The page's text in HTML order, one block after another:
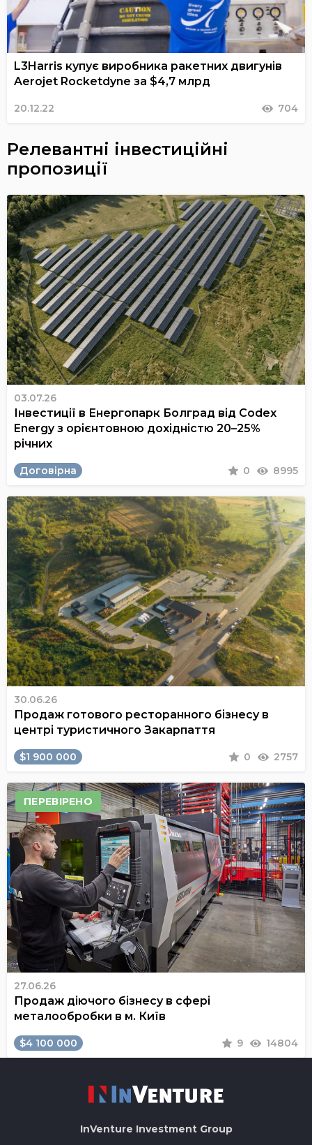
L3Harris купує виробника ракетних двигунів
Aerojet Rocketdyne за $4,7 млрд
20.12.22 704
Релевантні інвестиційні
пропозиції
03.07.26
Інвестиції в Енергопарк Болград від Codex
Energy з орієнтовною дохідністю 20–25%
річних
Договірна 0 8995
30.06.26
Продаж готового ресторанного бізнесу в
центрі туристичного Закарпаття
$1 900 000 0 2757
ПЕРЕВІРЕНО
27.06.26
Продаж діючого бізнесу в сфері
металообробки в м. Київ
$4 100 000 9 14804
InVenture Investment Group